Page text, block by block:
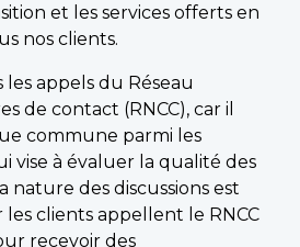
et les services offerts en
nos clients.
appels du Réseau
de contact (RNCC), car il
commune parmi les
vise à évaluer la qualité des
nature des discussions est
les clients appellent le RNCC
recevoir des